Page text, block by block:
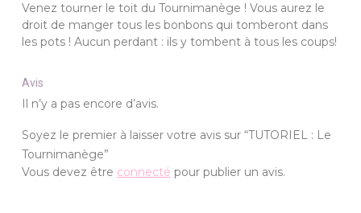
Venez tourner le toit du Tournimanège ! Vous aurez le
droit de manger tous les bonbons qui tomberont dans
les pots ! Aucun perdant : ils y tombent à tous les coups!
Avis
Il n’y a pas encore d’avis.
Soyez le premier à laisser votre avis sur “TUTORIEL : Le
Tournimanège”
Vous devez être connecté pour publier un avis.